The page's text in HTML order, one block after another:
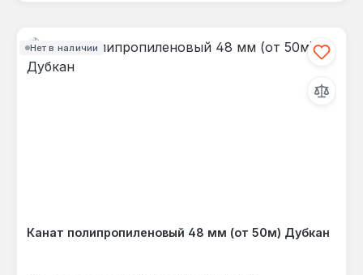
Нет в наличии
Канат полипропиленовый 48 мм (от 50м) Дубкан